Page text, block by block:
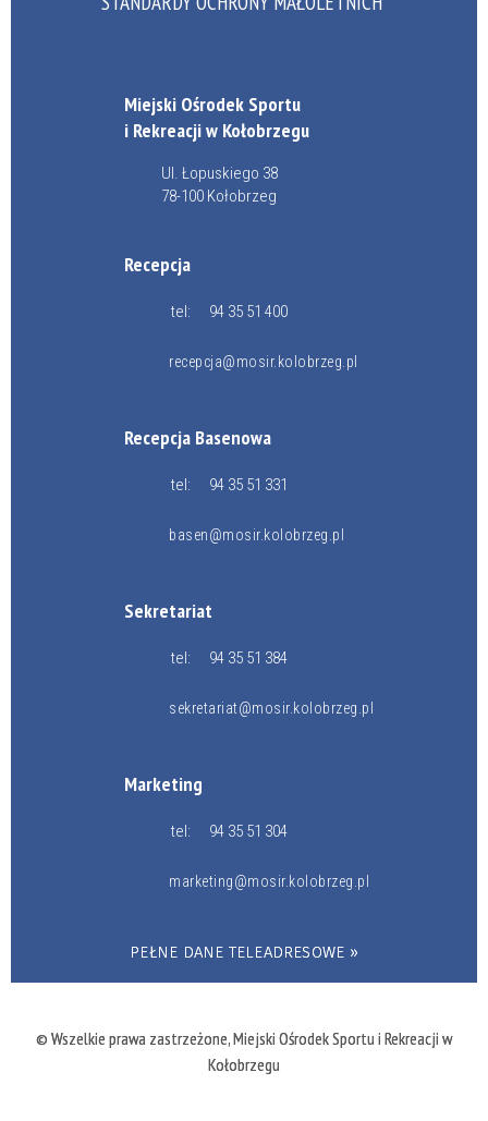
Miejski Ośrodek Sportu
i Rekreacji w Kołobrzegu
Ul. Łopuskiego 38
78-100 Kołobrzeg
Recepcja
tel: 94 35 51 400
recepcja@mosir.kolobrzeg.pl
Recepcja Basenowa
tel: 94 35 51 331
basen@mosir.kolobrzeg.pl
Sekretariat
tel: 94 35 51 384
sekretariat@mosir.kolobrzeg.pl
Marketing
tel: 94 35 51 304
marketing@mosir.kolobrzeg.pl
PEŁNE DANE TELEADRESOWE »
© Wszelkie prawa zastrzeżone, Miejski Ośrodek Sportu i Rekreacji w
Kołobrzegu